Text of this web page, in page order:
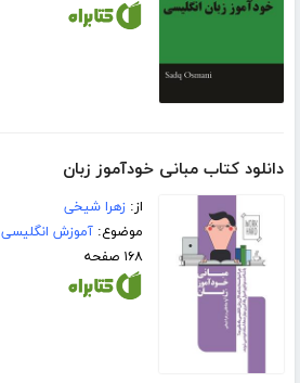
دانلود کتاب مبانی خودآموز زبان
از:زهرا شیخی
موضوع:آموزش انگلیسی
۱۶۸ صفحه